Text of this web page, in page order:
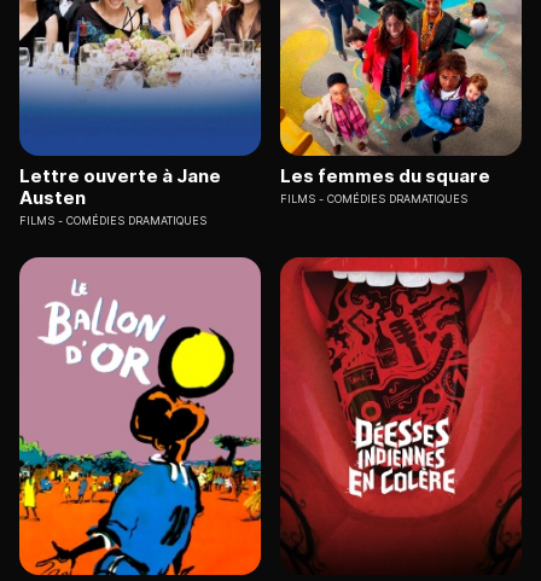
Lettre ouverte à Jane
Austen
FILMS COMÉDIES DRAMATIQUES
Les femmes du square
FILMS COMÉDIES DRAMATIQUES